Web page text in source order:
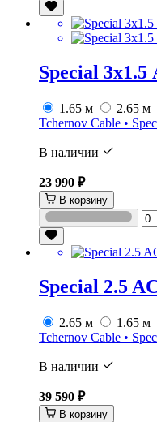
Special 3х1.5
1.65 м
2.65 м
Tchernov Cable •
В наличии
23 990 ₽
В корзину
Special 2.5
2.65 м
1.65 м
Tchernov Cable •
В наличии
39 590 ₽
В корзину